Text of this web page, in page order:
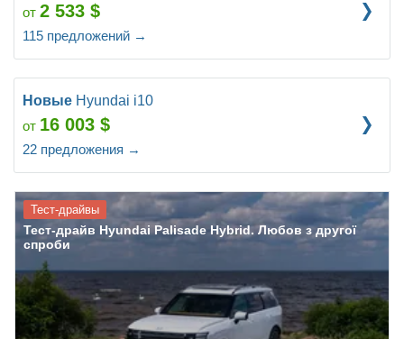
от 2 533 $
115 предложений →
Новые Hyundai i10
от 16 003 $
22 предложения →
Тест-драйвы
Тест-драйв Hyundai Palisade Hybrid. Любов з другої
спроби